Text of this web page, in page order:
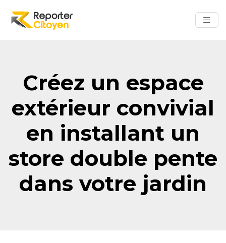
Créez un espace
extérieur convivial
en installant un
store double pente
dans votre jardin